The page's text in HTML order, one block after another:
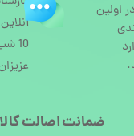
اولین
ضمانت اصالت کالا